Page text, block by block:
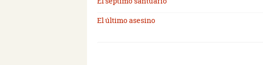
El último asesino